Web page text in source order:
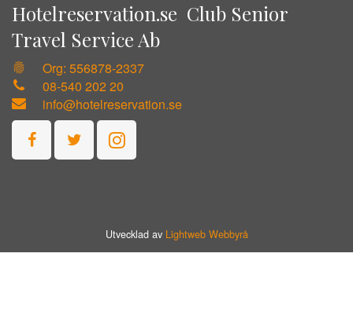
Hotelreservation.se Club Senior
Travel Service Ab
fingerprint
Org: 556878-2337
08-540 202 20
info@hotelreservation.se
Utvecklad av Lightweb Webbyrå